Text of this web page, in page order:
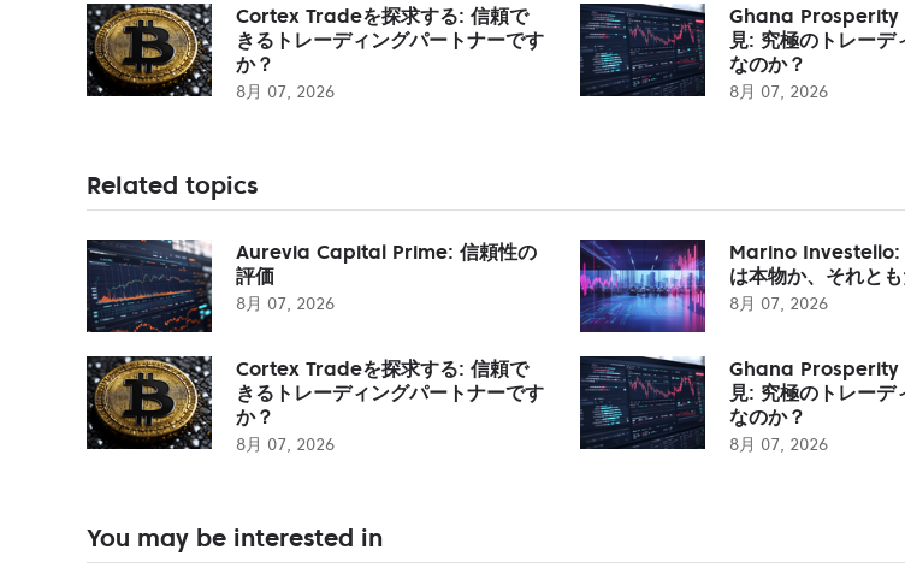
Cortex Tradeを探求する: 信頼で
きるトレーディングパートナーです
か？
8月 07, 2026
Ghana Prosperity
見: 究極のトレーデ
なのか？
8月 07, 2026
Related topics
Aurevia Capital Prime: 信頼性の
評価
8月 07, 2026
Marino Investello:
は本物か、それと
8月 07, 2026
Cortex Tradeを探求する: 信頼で
きるトレーディングパートナーです
か？
8月 07, 2026
Ghana Prosperity
見: 究極のトレーデ
なのか？
8月 07, 2026
You may be interested in